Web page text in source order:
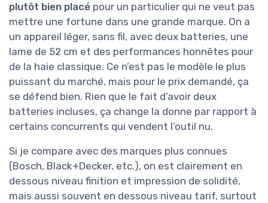
plutôt bien placé pour un particulier qui ne veut pas
mettre une fortune dans une grande marque. On a
un appareil léger, sans fil, avec deux batteries, une
lame de 52 cm et des performances honnêtes pour
de la haie classique. Ce n’est pas le modèle le plus
puissant du marché, mais pour le prix demandé, ça
se défend bien. Rien que le fait d’avoir deux
batteries incluses, ça change la donne par rapport à
certains concurrents qui vendent l’outil nu.
Si je compare avec des marques plus connues
(Bosch, Black+Decker, etc.), on est clairement en
dessous niveau finition et impression de solidité,
mais aussi souvent en dessous niveau tarif, surtout